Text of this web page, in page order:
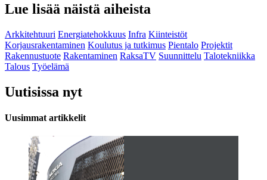
Lue lisää näistä aiheista
Arkkitehtuuri Energiatehokkuus Infra Kiinteistöt
Korjausrakentaminen Koulutus ja tutkimus Pientalo Projektit
Rakennustuote Rakentaminen RaksaTV Suunnittelu Talotekniikka
Talous Työelämä
Uutisissa nyt
Uusimmat artikkelit